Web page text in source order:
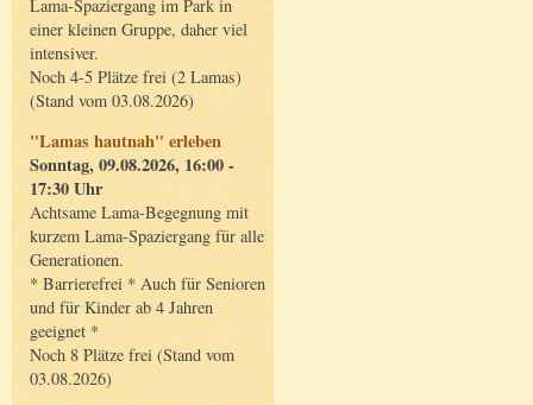
Lama-Spaziergang im Park in
einer kleinen Gruppe, daher viel
intensiver.
Noch 4-5 Plätze frei (2 Lamas)
(Stand vom 03.08.2026)
"Lamas hautnah" erleben
Sonntag, 09.08.2026, 16:00 -
17:30 Uhr
Achtsame Lama-Begegnung mit
kurzem Lama-Spaziergang für alle
Generationen.
* Barrierefrei * Auch für Senioren
und für Kinder ab 4 Jahren
geeignet *
Noch 8 Plätze frei (Stand vom
03.08.2026)